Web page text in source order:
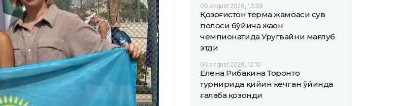
06 avgust 2026, 13:39
Қозоғистон терма жамоаси сув
полоси бўйича жаҳон
чемпионатида Уругвайни мағлуб
этди
06 avgust 2026, 12:10
Елена Рибакина Торонто
турнирида қийин кечган ўйинда
ғалаба қозонди